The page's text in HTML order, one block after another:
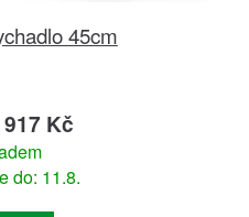
45cm
Kč
do: 11.8.